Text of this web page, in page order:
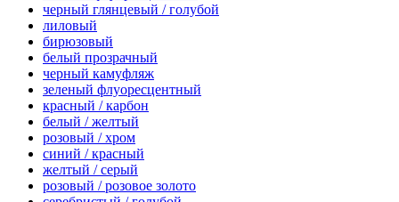
черный глянцевый / голубой
лиловый
бирюзовый
белый прозрачный
черный камуфляж
зеленый флуоресцентный
красный / карбон
белый / желтый
розовый / хром
синий / красный
желтый / серый
розовый / розовое золото